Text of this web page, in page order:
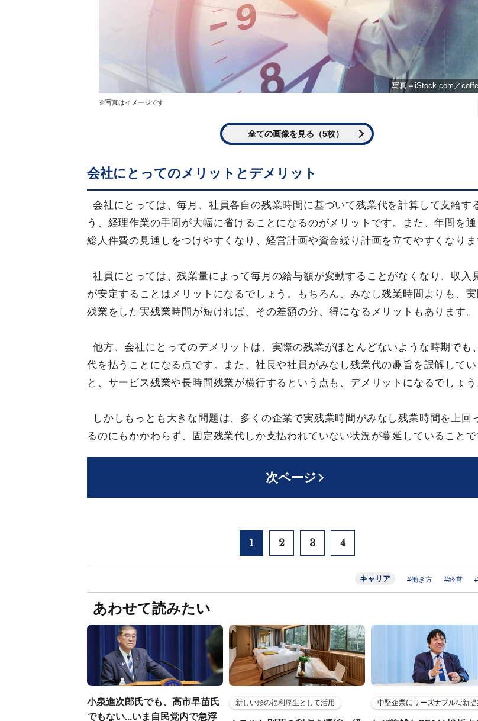
写真＝iStock.com／
※写真はイメージです
全ての画像を見る（5枚）
会社にとってのメリットとデメリット
会社にとっては、毎月、社員各自の残業時間に基づいて残業代を計算して支給す
う、経理作業の手間が大幅に省けることになるのがメリットです。また、年間を通
総人件費の見通しをつけやすくなり、経営計画や資金繰り計画を立てやすくなりま
社員にとっては、残業量によって毎月の給与額が変動することがなくなり、収入
が安定することはメリットになるでしょう。もちろん、みなし残業時間よりも、実
残業をした実残業時間が短ければ、その差額の分、得になるメリットもあります。
他方、会社にとってのデメリットは、実際の残業がほとんどないような時期でも
代を払うことになる点です。また、社長や社員がみなし残業代の趣旨を誤解してい
と、サービス残業や長時間残業が横行するという点も、デメリットになるでしょう
しかしもっとも大きな問題は、多くの企業で実残業時間がみなし残業時間を上回
るのにもかかわらず、固定残業代しか支払われていない状況が蔓延していることで
次ページ
1 2 3 4
キャリア #働き方 #経営
あわせて読みたい
小泉進次郎氏でも、高市早苗氏
でもない...いま自民党内で急浮
新しい形の福利厚生として活用 中堅企業にリーズナブルな新提